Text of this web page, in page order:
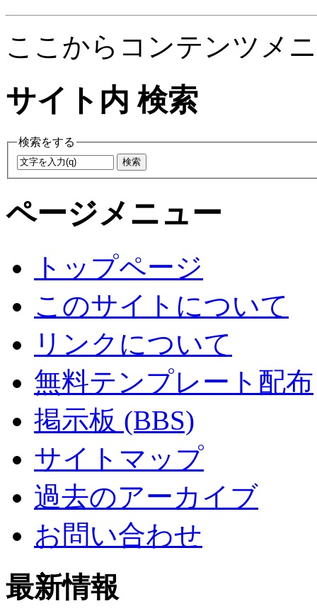
ここからコンテンツメ
サイト内 検索
検索をする
ページメニュー
トップページ
このサイトについて
リンクについて
無料テンプレート配布
掲示板 (BBS)
サイトマップ
過去のアーカイブ
お問い合わせ
最新情報